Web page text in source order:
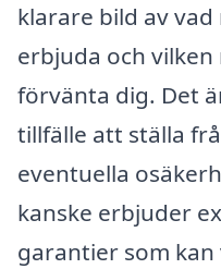
klarare bild av
erbjuda och vilken
förvänta dig. Det
tillfälle att ställa
eventuella
kanske erbjuder
garantier som